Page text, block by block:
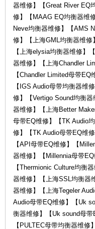
器维修】【Great River EQ
修】【MAAG EQ均衡器维
Neve均衡器维修】【AMS
修】【上海GML均衡器维
【上海elysia均衡器维修】
器维修】【上海Chandler
【Chandler Limited母带
【IGS Audio母带均衡器维
修】【Vertigo Sound均衡
器维修】【上海Better
母带EQ维修】【TK Audio
修】【TK Audio母带EQ维
【API母带EQ维修】【
器维修】【Millennia母带
【Thermionic Culture均衡
器维修】【上海SSL均衡器
器维修】【上海Tegeler
Audio母带EQ维修】【Uk
衡器维修】【Uk sound母
【PULTEC母带均衡器维